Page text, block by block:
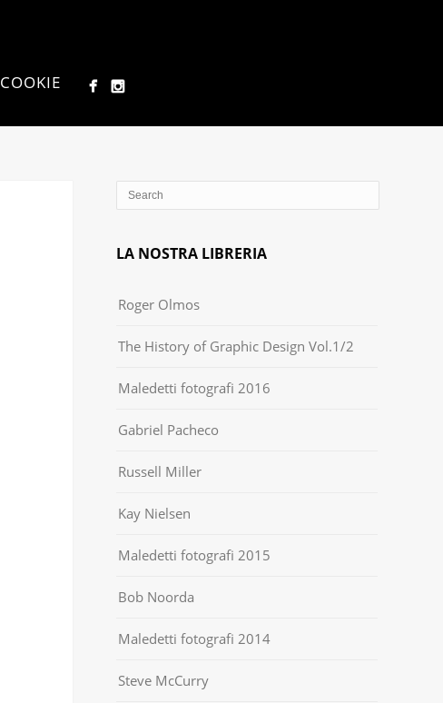
COOKIE
LA NOSTRA LIBRERIA
Roger Olmos
The History of Graphic Design Vol.1/2
Maledetti fotografi 2016
Gabriel Pacheco
Russell Miller
Kay Nielsen
Maledetti fotografi 2015
Bob Noorda
Maledetti fotografi 2014
Steve McCurry